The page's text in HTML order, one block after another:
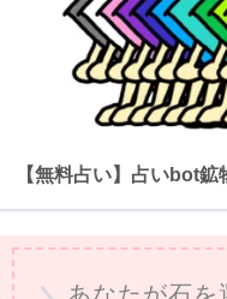
【無料占い】占いbot鉱